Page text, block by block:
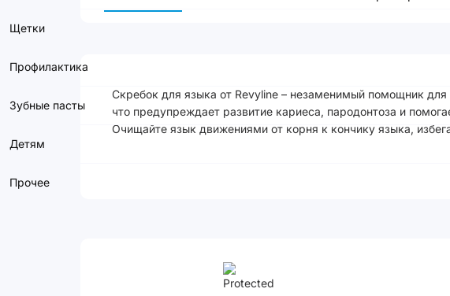
Щетки
Профилактика
Зубные пасты
Детям
Прочее
Скребок для языка от Revyline – незаменимый помощник для
что предупреждает развитие кариеса, пародонтоза и
Очищайте язык движениями от корня к кончику языка,